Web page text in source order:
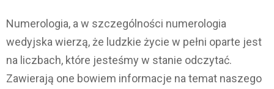
Numerologia, a w szczególności numerologia
wedyjska wierzą, że ludzkie życie w pełni oparte jest
na liczbach, które jesteśmy w stanie odczytać.
Zawierają one bowiem informacje na temat naszego